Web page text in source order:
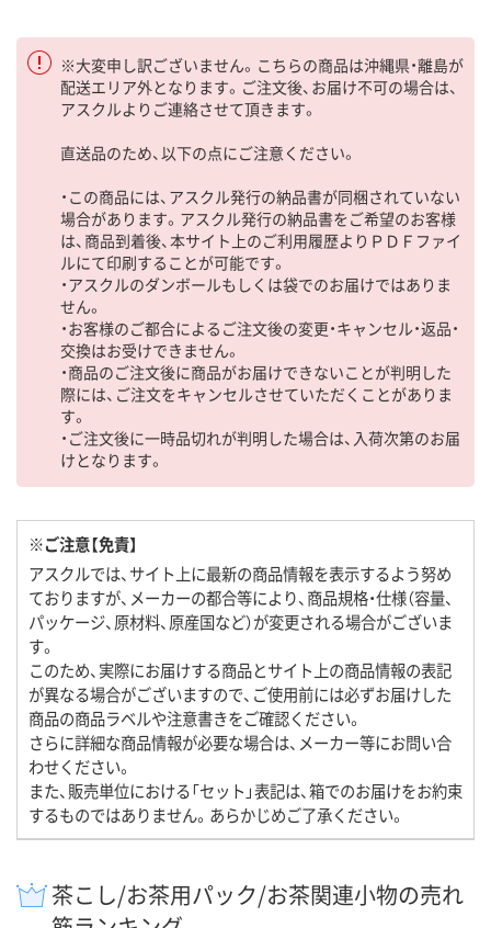
※大変申し訳ございません。こちらの商品は沖縄県・離島が
配送エリア外となります。ご注文後、お届け不可の場合は、
アスクルよりご連絡させて頂きます。
直送品のため、以下の点にご注意ください。
・この商品には、アスクル発行の納品書が同梱されていない
場合があります。アスクル発行の納品書をご希望のお客様
は、商品到着後、本サイト上のご利用履歴よりＰＤＦファイ
ルにて印刷することが可能です。
・アスクルのダンボールもしくは袋でのお届けではありま
せん。
・お客様のご都合によるご注文後の変更・キャンセル・返品・
交換はお受けできません。
・商品のご注文後に商品がお届けできないことが判明した
際には、ご注文をキャンセルさせていただくことがありま
す。
・ご注文後に一時品切れが判明した場合は、入荷次第のお届
けとなります。
※ご注意【免責】
アスクルでは、サイト上に最新の商品情報を表示するよう努め
ておりますが、メーカーの都合等により、商品規格・仕様（容量、
パッケージ、原材料、原産国など）が変更される場合がございま
す。
このため、実際にお届けする商品とサイト上の商品情報の表記
が異なる場合がございますので、ご使用前には必ずお届けした
商品の商品ラベルや注意書きをご確認ください。
さらに詳細な商品情報が必要な場合は、メーカー等にお問い合
わせください。
また、販売単位における「セット」表記は、箱でのお届けをお約束
するものではありません。あらかじめご了承ください。
茶こし/お茶用パック/お茶関連小物の売れ